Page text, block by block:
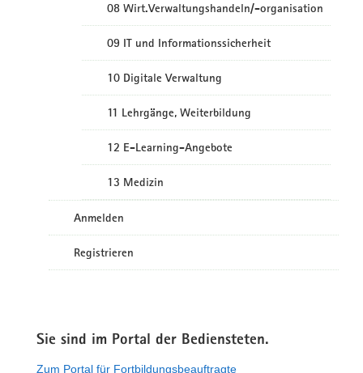
08 Wirt.Verwaltungshandeln/-organisation
09 IT und Informationssicherheit
10 Digitale Verwaltung
11 Lehrgänge, Weiterbildung
12 E-Learning-Angebote
13 Medizin
Anmelden
Registrieren
Sie sind im Portal der Bediensteten.
Zum Portal für Fortbildungsbeauftragte